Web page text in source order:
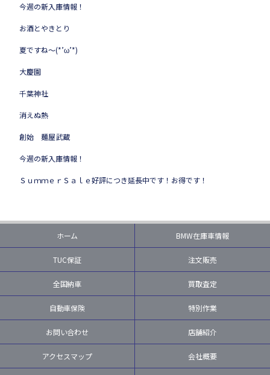
今週の新入庫情報！
お酒とやきとり
夏ですね～(*’ω’*)
大慶園
千葉神社
消えぬ熱
創始 麺屋武蔵
今週の新入庫情報！
ＳｕｍｍｅｒＳａｌｅ好評につき延長中です！お得です！
ホーム BMW在庫車情報
TUC保証 注文販売
全国納車 買取査定
自動車保険 特別作業
お問い合わせ 店舗紹介
アクセスマップ 会社概要